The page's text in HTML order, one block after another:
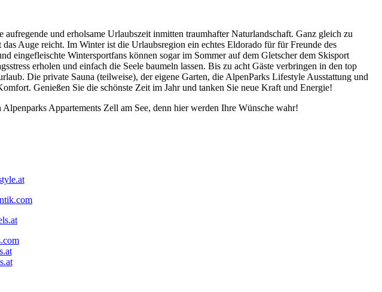
und erholsame Urlaubszeit inmitten traumhafter Naturlandschaft. Ganz gleich zu
Auge reicht. Im Winter ist die Urlaubsregion ein echtes Eldorado für für Freunde des
eingefleischte Wintersportfans können sogar im Sommer auf dem Gletscher dem Skisport
erholen und einfach die Seele baumeln lassen. Bis zu acht Gäste verbringen in den top
Die private Sauna (teilweise), der eigene Garten, die AlpenParks Lifestyle Ausstattung und
Genießen Sie die schönste Zeit im Jahr und tanken Sie neue Kraft und Energie!
Appartements Zell am See, denn hier werden Ihre Wünsche wahr!